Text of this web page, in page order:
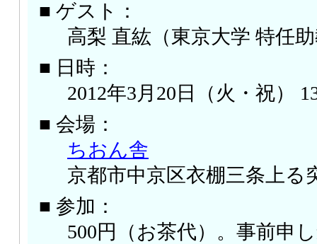
■ ゲスト：
高梨 直紘（東京大学 特任
■ 日時：
2012年3月20日（火・祝）
■ 会場：
ちおん舎
京都市中京区衣棚三条上る
■ 参加：
500円（お茶代）。事前申